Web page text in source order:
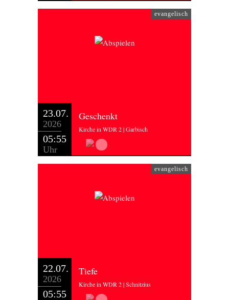
evangelisch
23.07.
2026
05:55
Uhr
Geschenkt
Kirche in WDR 2 | Garbisch
evangelisch
22.07.
2026
05:55
Tiefe
Kirche in WDR 2 | Schnitzius